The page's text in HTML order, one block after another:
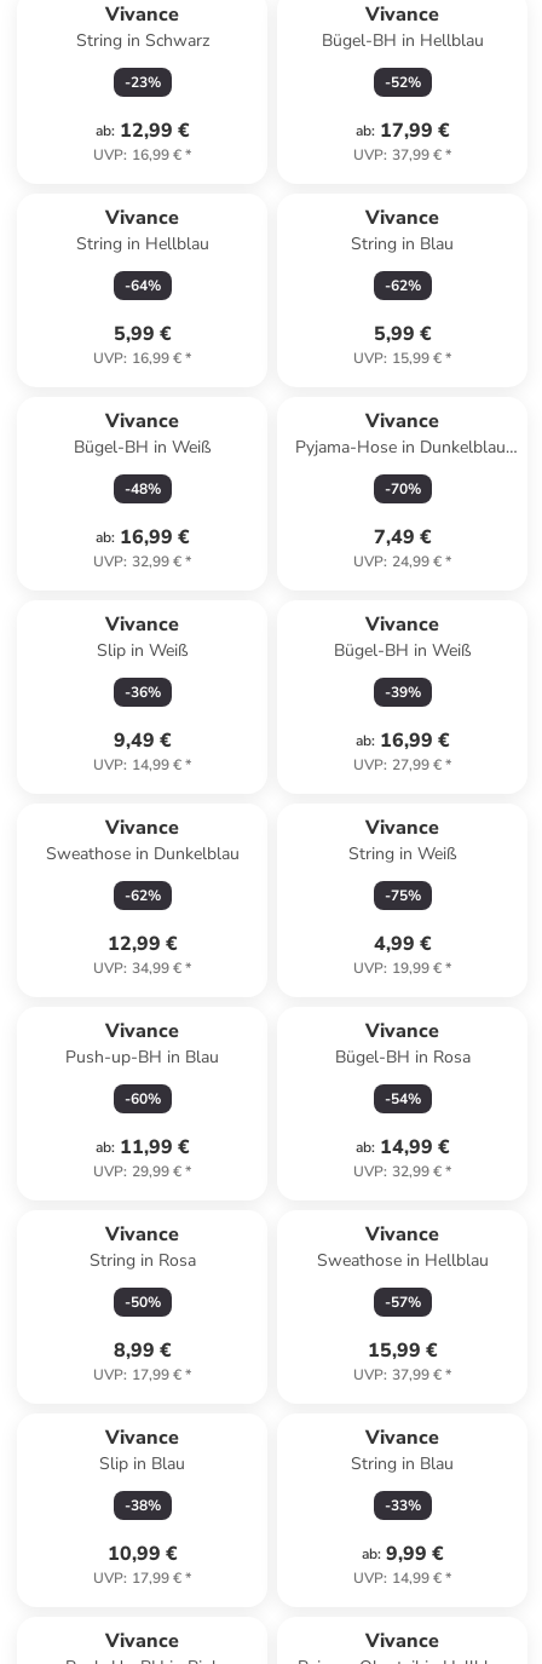
Vivance
String in Schwarz
-23%
ab: 12,99 €
UVP: 16,99 €*
Vivance
Bügel-BH in Hellblau
-52%
ab: 17,99 €
UVP: 37,99 €*
Vivance
String in Hellblau
-64%
5,99 €
UVP: 16,99 €*
Vivance
String in Blau
-62%
5,99 €
UVP: 15,99 €*
Vivance
Bügel-BH in Weiß
-48%
ab: 16,99 €
UVP: 32,99 €*
Vivance
Pyjama-Hose in Dunkelblau/
Hellblau
-70%
7,49 €
UVP: 24,99 €*
Vivance
Slip in Weiß
-36%
9,49 €
UVP: 14,99 €*
Vivance
Bügel-BH in Weiß
-39%
ab: 16,99 €
UVP: 27,99 €*
Vivance
Sweathose in Dunkelblau
-62%
12,99 €
UVP: 34,99 €*
Vivance
String in Weiß
-75%
4,99 €
UVP: 19,99 €*
Vivance
Push-up-BH in Blau
-60%
ab: 11,99 €
UVP: 29,99 €*
Vivance
Bügel-BH in Rosa
-54%
ab: 14,99 €
UVP: 32,99 €*
Vivance
String in Rosa
-50%
8,99 €
UVP: 17,99 €*
Vivance
Sweathose in Hellblau
-57%
15,99 €
UVP: 37,99 €*
Vivance
Slip in Blau
-38%
10,99 €
UVP: 17,99 €*
Vivance
String in Blau
-33%
ab: 9,99 €
UVP: 14,99 €*
Vivance Vivance